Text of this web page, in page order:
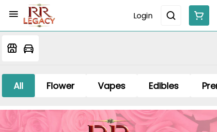
Login
All Flower Vapes Edibles